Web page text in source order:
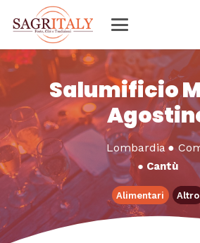
Salumificio
Lombardia ●
● Cantù
Alimentari Altro